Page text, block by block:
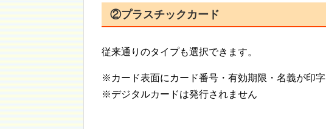
②プラスチックカード
従来通りのタイプも選択できます。
※カード表面にカード番号・有効期限・名義が印字
※デジタルカードは発行されません